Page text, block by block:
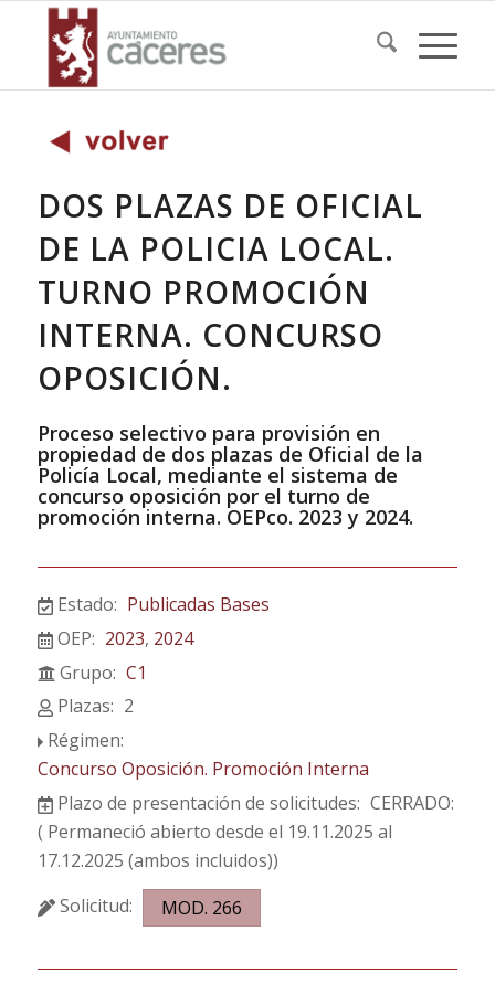
DOS PLAZAS DE OFICIAL
DE LA POLICIA LOCAL.
TURNO PROMOCIÓN
INTERNA. CONCURSO
OPOSICIÓN.
Proceso selectivo para provisión en
propiedad de dos plazas de Oficial de la
Policía Local, mediante el sistema de
concurso oposición por el turno de
promoción interna. OEPco. 2023 y 2024.
Estado: Publicadas Bases
OEP: 2023, 2024
Grupo: C1
Plazas: 2
Régimen:
Concurso Oposición. Promoción Interna
Plazo de presentación de solicitudes: CERRADO:
( Permaneció abierto desde el 19.11.2025 al
17.12.2025 (ambos incluidos))
Solicitud:
MOD. 266